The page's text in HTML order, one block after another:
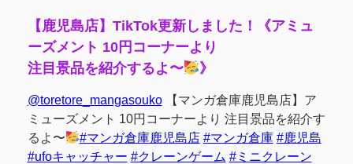
【鹿児島店】TikTok更新しました！《アミュ
ーズメント 10円コーナーより
注目景品を紹介するよ〜
》
@toretore_mangasouko【マンガ倉庫鹿児島店】ア
ミューズメント 10円コーナーより 注目景品を紹介す
るよ〜
#マンガ倉庫鹿児島店 #マンガ倉庫 #鹿児島
#ufoキャッチャー #クレーンゲーム #ミニクレーン